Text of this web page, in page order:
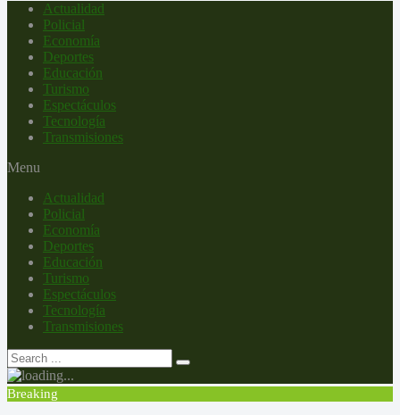
Actualidad
Policial
Economía
Deportes
Educación
Turismo
Espectáculos
Tecnología
Transmisiones
Menu
Actualidad
Policial
Economía
Deportes
Educación
Turismo
Espectáculos
Tecnología
Transmisiones
Breaking